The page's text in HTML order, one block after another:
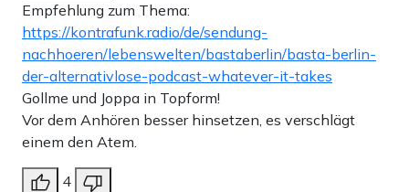
Empfehlung zum Thema:
https://kontrafunk.radio/de/sendung-
nachhoeren/lebenswelten/bastaberlin/basta-berlin-
der-alternativlose-podcast-whatever-it-takes
Gollme und Joppa in Topform!
Vor dem Anhören besser hinsetzen, es verschlägt
einem den Atem.
4